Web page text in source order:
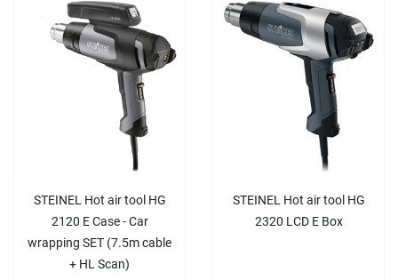
STEINEL Hot air tool HG
2120 E Case - Car
wrapping SET (7.5m cable
+ HL Scan)
STEINEL Hot air tool HG
2320 LCD E Box